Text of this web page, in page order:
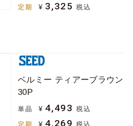
定期 ¥ 3,325 税込
ベルミー ティアーブラウン
30P
単品 ¥ 4,493 税込
定期 ¥ 4,269 税込